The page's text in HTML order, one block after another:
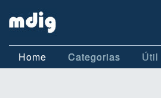
Home Categorias Útil